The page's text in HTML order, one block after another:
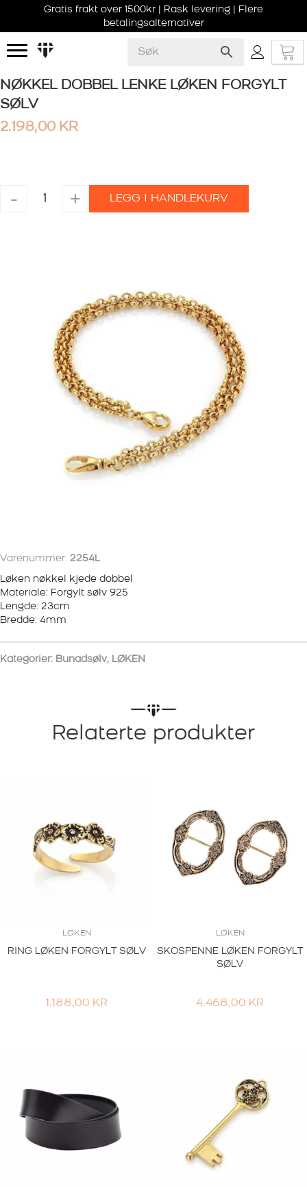
Gratis frakt over 1500kr | Rask levering | Flere
betalingsalternativer
NØKKEL DOBBEL LENKE LØKEN FORGYLT
SØLV
2.198,00 KR
-
NØKKEL
DOBBEL
+ LEGG I HANDLEKURV
Varenummer: 2254L
Løken nøkkel kjede dobbel
Materiale: Forgylt sølv 925
Lengde: 23cm
Bredde: 4mm
Kategorier: Bunadsølv, LØKEN
Relaterte produkter
LØKEN
RING LØKEN FORGYLT SØLV
1.188,00 KR
LØKEN
SKOSPENNE LØKEN FORGYLT
SØLV
4.468,00 KR